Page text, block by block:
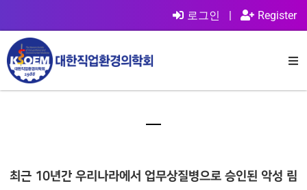
로그인 | Register
최근 10년간 우리나라에서 업무상질병으로 승인된 악성 림